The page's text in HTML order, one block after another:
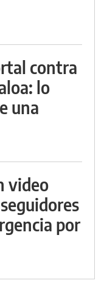
contra
lo
una
video
por